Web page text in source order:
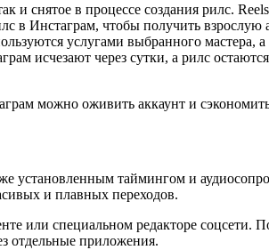
и снятое в процессе создания рилс.
в Инстаграм, чтобы получить взрослую
услугами выбранного мастера,
исчезают через сутки, а рилс
можно оживить аккаунт и
установленным таймингом и
и плавных переходов.
или специальном редакторе
отдельные приложения.